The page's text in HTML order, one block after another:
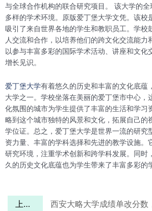
与全球合作机构的联合研究项目。 该大学的
多样的学术环境。原版爱丁堡大学文凭。该校
吸引了来自世界各地的学生和教职员工。学校
人交流和合作，以培养他们的跨文化交流能力
以参与丰富多彩的国际学术活动、讲座和文化
增长见识。
爱丁堡大学有着悠久的历史和丰富的文化底蕴
大学之一。学校坐落在美丽的爱丁堡市中心，
化氛围的城市为学生提供了丰富的生活和学习
略到这个城市独特的风景和文化，拓展自己的
学位证。总之，爱丁堡大学是世界一流的研究
资力量、丰富的学科选择和先进的教学设施。
研究环境，注重学术创新和跨学科发展。同时
久的历史文化底蕴也为学生带来了丰富多彩的
上一篇